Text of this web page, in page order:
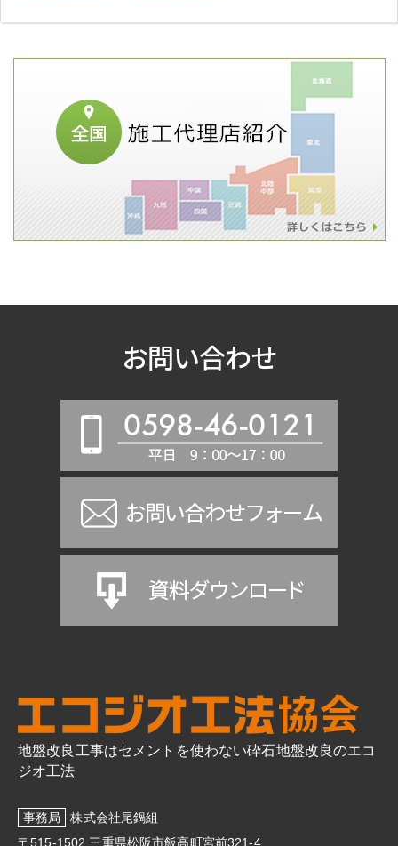
お問い合わせ
地盤改良工事はセメントを使わない砕石地盤改良のエコ
ジオ工法
事務局
株式会社尾鍋組
〒515-1502 三重県松阪市飯高町宮前321-4